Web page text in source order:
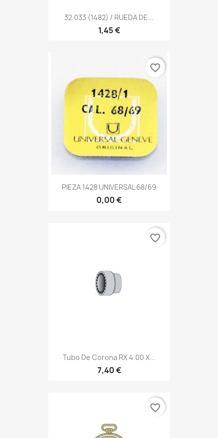
32.033 (1482) / RUEDA DE...
1,45 €
PIEZA 1428 UNIVERSAL 68/69
0,00 €
favorite_border
Tubo De Corona RX 4.00 X...
7,40 €
favorite_border
favorite_border